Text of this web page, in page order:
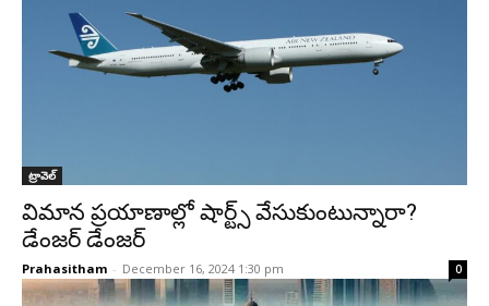
ట్రావెల్‌
విమాన ప్రయాణాల్లో షార్ట్స్ వేసుకుంటున్నారా?
డేంజర్ డేంజర్
Prahasitham - December 16, 2024 1:30 pm 0